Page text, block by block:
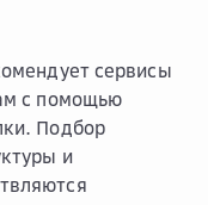
сервисы
с помощью
Подбор
и